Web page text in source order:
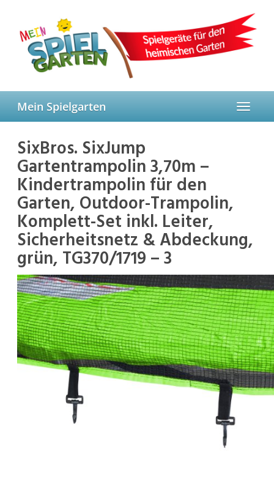
content
Toggle
Mein Spielgarten
SixBros. SixJump
Gartentrampolin 3,70m –
Kindertrampolin für den
Garten, Outdoor-Trampolin,
Komplett-Set inkl. Leiter,
Sicherheitsnetz & Abdeckung,
grün, TG370/1719 – 3